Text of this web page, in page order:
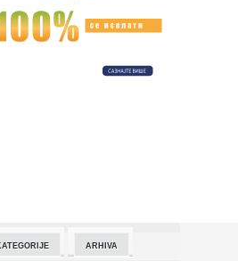
прошле у осмину ...
годишње се ...
ризик од пожара на ...
ARHIVA